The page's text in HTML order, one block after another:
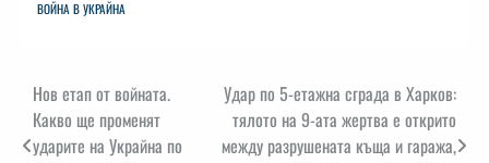
ВОЙНА В УКРАЙНА
Навигация
Нов етап от войната.
Какво ще променят
ударите на Украйна по
Удар по 5-етажна сграда в Харков:
тялото на 9-ата жертва е открито
между разрушената къща и гаража,